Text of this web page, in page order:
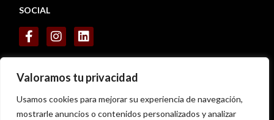
Valoramos tu privacidad
Usamos cookies para mejorar su experiencia de navegación,
mostrarle anuncios o contenidos personalizados y analizar
SOCIAL